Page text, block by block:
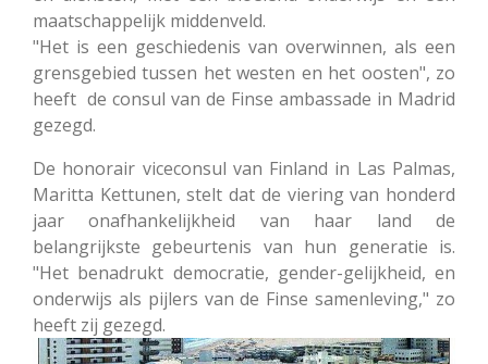
maatschappelijk middenveld.
"Het is een geschiedenis van overwinnen, als een
grensgebied tussen het westen en het oosten", zo
heeft de consul van de Finse ambassade in Madrid
gezegd.
De honorair viceconsul van Finland in Las Palmas,
Maritta Kettunen, stelt dat de viering van honderd
jaar onafhankelijkheid van haar land de
belangrijkste gebeurtenis van hun generatie is.
"Het benadrukt democratie, gender-gelijkheid, en
onderwijs als pijlers van de Finse samenleving," zo
heeft zij gezegd.